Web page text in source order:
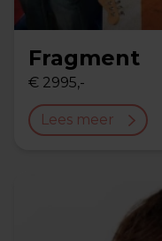
Fragment
€ 2995,-
Lees meer